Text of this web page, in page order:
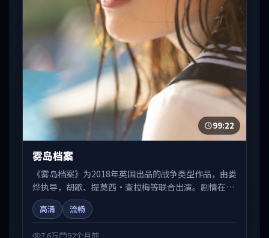
99:22
雾岛档案
《雾岛档案》为2018年英国出品的战争类型作品，由娄
烨执导，胡歌、提莫西·查拉梅等联合出演。剧情在人
物弧光与节奏推进中展开，兼具叙事张力与视听质感。
可与站内国产剧、电影、综艺片单交叉检索，便于「国
高清 流畅
7.6万 92个月前